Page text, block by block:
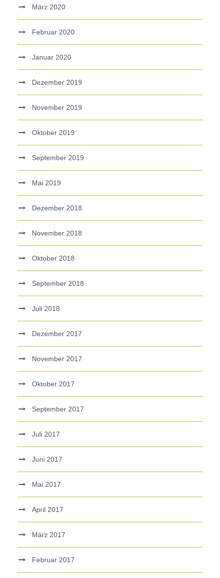
März 2020
Februar 2020
Januar 2020
Dezember 2019
November 2019
Oktober 2019
September 2019
Mai 2019
Dezember 2018
November 2018
Oktober 2018
September 2018
Juli 2018
Dezember 2017
November 2017
Oktober 2017
September 2017
Juli 2017
Juni 2017
Mai 2017
April 2017
März 2017
Februar 2017